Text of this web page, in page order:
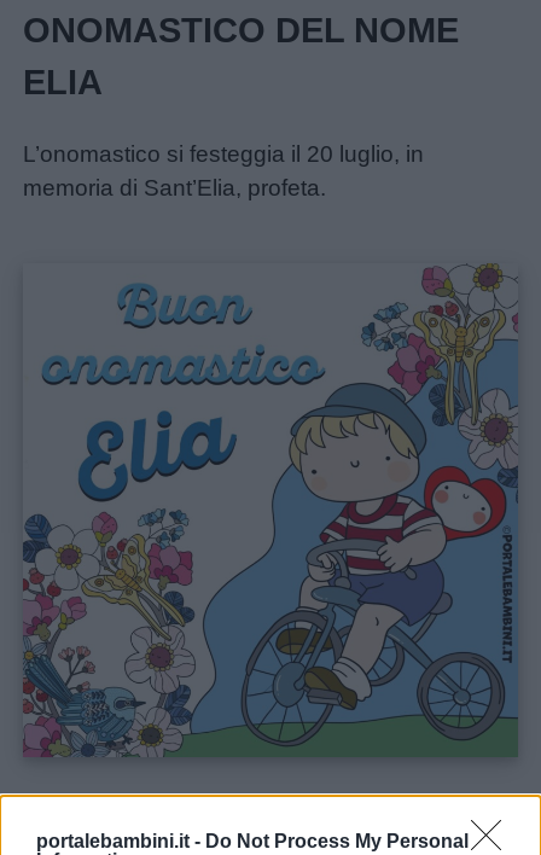
portalebambini.it - Do Not Process My Personal
Menu
Schede
Storie
bambini
Feste
e
giornate
Filastrocche
Giochi
Lavoretti
ONOMASTICO DEL NOME
ELIA
L’onomastico si festeggia il 20 luglio, in
memoria di Sant’Elia, profeta.
CURIOSITÀ